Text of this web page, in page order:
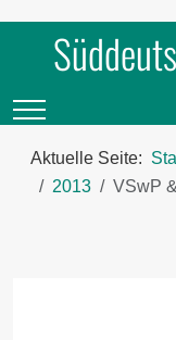
Mobile Menu Toggle
Aktuelle Seite:
2013
VSwP